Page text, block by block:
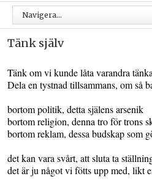
Navigera...
Tänk själv
Tänk om vi kunde låta varandra
Dela en tystnad tillsammans, om så
bortom politik, detta själens arsenik
bortom religion, denna tro för trons
bortom reklam, dessa budskap som
det kan vara svårt, att sluta ta
det är ju något vi fötts upp med, likt